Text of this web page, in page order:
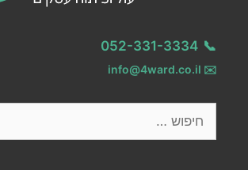
📞
052-331-3334
✉️
info@4ward.co.il